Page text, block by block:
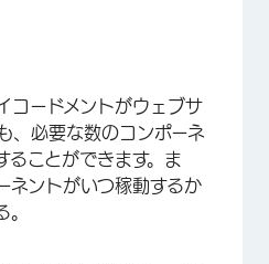
コードメントがウェブサ
、必要な数のコンポーネ
ることができます。ま
ネントがいつ稼動するか
。